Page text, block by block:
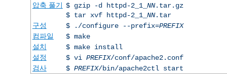
압축 풀기 $ gzip -d httpd-2_1_ NN.tar.gz
$ tar xvf httpd-2_1_ NN.tar
구성
$ ./configure --prefix=PREFIX
컴파일
$ make
설치
$ make install
설정
$ vi PREFIX/conf/apache2.conf
검사
$ PREFIX/bin/apache2ctl start